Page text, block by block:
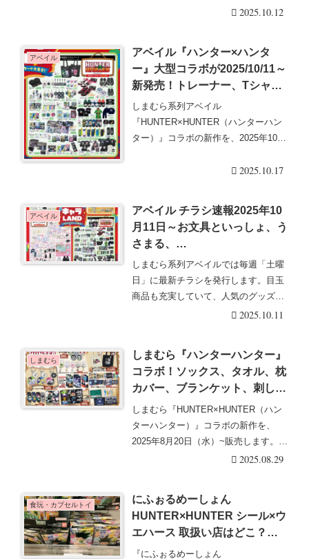
ク、トランスフォーマーなども
ニャンコ先・・・続きを読む2025.10.12
アベイル
アベイル『ハンター×ハンタ
ー』大型コラボが2025/10/11～
新発売！トレーナー、Tシャ
ツ、スカジャン、ゴンの衣装風
ルームガウン、アクスタ、チャ
ーム、バッグ、タオル、ブラン
やグッズなども！口コミ、売り
しまむら系列アベイル
『HUNTER×HUNTER（ハンターハン
ター）』コラボの新作を、2025年10月
2025.10.17
アベイル
アベイル チラシ速報2025年10
月11日～お文具といっしょ、う
さまる、
HUNTER×HUNTER、夏目友
人帳、こびとづかん、仕事猫、
モンチッチ、イモちゃんコラボ
しまむら系列アベイルでは毎週「土曜
日」に最新チラシを発行します。目玉
商品も充実していて、人気のグッズは
発売後即売り切れに・・・続きを読む
2025.10.11
しまむら
しまむら『ハンターハンター』
コラボ！ソックス、タオル、枕
カバー、ブランケット、刺しゅ
う缶バッジ、チャームなどグッ
ズが2025/8/20より新発売！口
コミ、売り切れ、入荷数、販売
状況まとめ！再販売も実施！幻
しまむら『HUNTER×HUNTER（ハン
ターハンター）』コラボの新作を、
2025年8月20日（水）~販売します。雑
2025.08.29
食玩・カプセルトイ
にふぉるめーしょん
HUNTER×HUNTER シール×ウ
エハース 取扱い店はどこ？コ
ンビニは？配列や再販売まと
『にふぉるめーしょん